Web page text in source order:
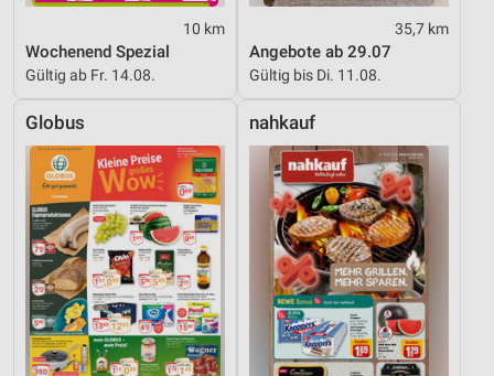
10 km
Wochenend Spezial
Gültig ab Fr. 14.08.
35,7 km
Angebote ab 29.07
Gültig bis Di. 11.08.
Globus nahkauf